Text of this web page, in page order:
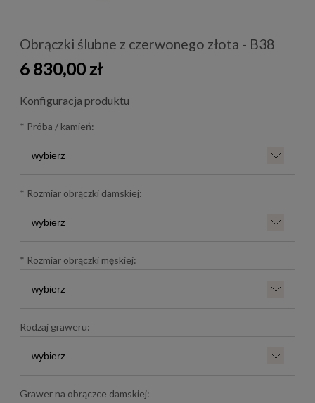
Obrączki ślubne z czerwonego złota - B38
6 830,00 zł
Konfiguracja produktu
* Próba / kamień:
* Rozmiar obrączki damskiej:
* Rozmiar obrączki męskiej:
Rodzaj graweru:
Grawer na obrączce damskiej: